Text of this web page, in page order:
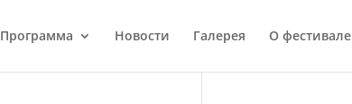
Программа Новости Галерея О фестивале